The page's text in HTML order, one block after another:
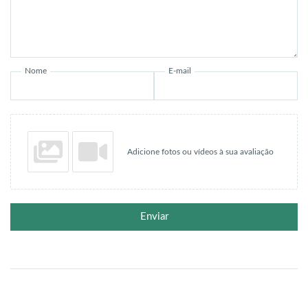
Nome E-mail
Adicione fotos ou vídeos à sua avaliação
Enviar